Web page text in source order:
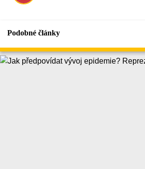
Podobné články